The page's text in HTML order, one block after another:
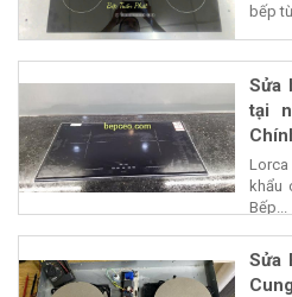
bếp
Sửa
tại
khẩu
Bếp...
Sửa